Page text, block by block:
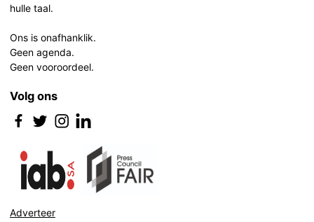
hulle taal.
Ons is onafhanklik.
Geen agenda.
Geen vooroordeel.
Volg ons
Adverteer